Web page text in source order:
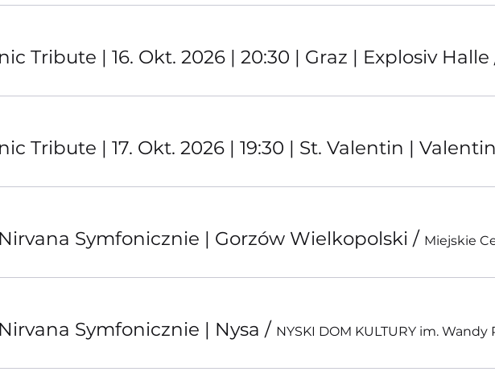
Tribute | 16. Okt. 2026 | 20:30 | Graz | Explosiv Halle
Tribute | 17. Okt. 2026 | 19:30 | St. Valentin |
Symfonicznie | Gorzów Wielkopolski / Miejskie
Symfonicznie | Nysa / NYSKI DOM KULTURY im. Wandy